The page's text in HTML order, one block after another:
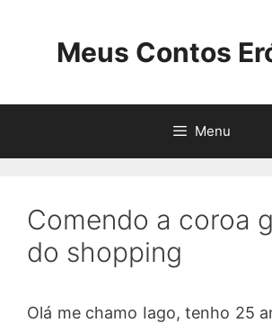
Meus Contos
Menu
Comendo a coroa
do shopping
Olá me chamo Iago, tenho 25